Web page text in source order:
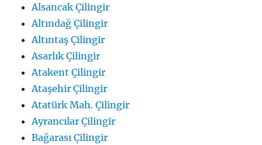
Alsancak Çilingir
Altındağ Çilingir
Altıntaş Çilingir
Asarlık Çilingir
Atakent Çilingir
Ataşehir Çilingir
Atatürk Mah. Çilingir
Ayrancılar Çilingir
Bağarası Çilingir